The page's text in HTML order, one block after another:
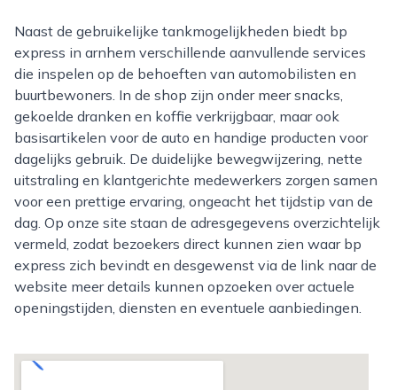
Naast de gebruikelijke tankmogelijkheden biedt bp
express in arnhem verschillende aanvullende services
die inspelen op de behoeften van automobilisten en
buurtbewoners. In de shop zijn onder meer snacks,
gekoelde dranken en koffie verkrijgbaar, maar ook
basisartikelen voor de auto en handige producten voor
dagelijks gebruik. De duidelijke bewegwijzering, nette
uitstraling en klantgerichte medewerkers zorgen samen
voor een prettige ervaring, ongeacht het tijdstip van de
dag. Op onze site staan de adresgegevens overzichtelijk
vermeld, zodat bezoekers direct kunnen zien waar bp
express zich bevindt en desgewenst via de link naar de
website meer details kunnen opzoeken over actuele
openingstijden, diensten en eventuele aanbiedingen.